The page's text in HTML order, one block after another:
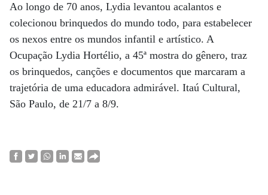
Ao longo de 70 anos, Lydia levantou acalantos e
colecionou brinquedos do mundo todo, para estabelecer
os nexos entre os mundos infantil e artístico. A
Ocupação Lydia Hortélio, a 45ª mostra do gênero, traz
os brinquedos, canções e documentos que marcaram a
trajetória de uma educadora admirável. Itaú Cultural,
São Paulo, de 21/7 a 8/9.